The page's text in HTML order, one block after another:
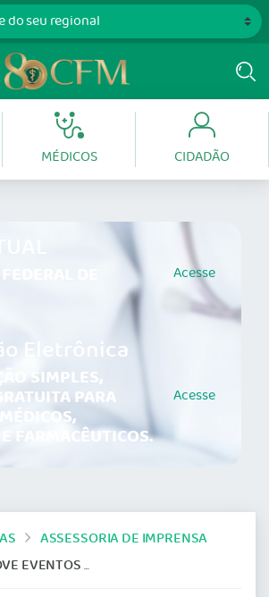
MÉDICOS CIDADÃO
DE Acesse
Eletrônica
SIMPLES,
PARA
FARMACÊUTICOS.
Acesse
ASSESSORIA DE IMPRENSA
NO DIA 29 DE AGOSTO